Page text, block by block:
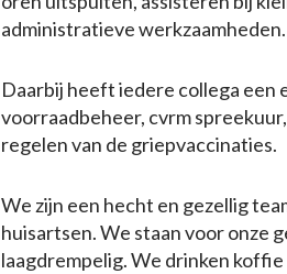
administratieve werkzaamheden.
Daarbij heeft iedere collega een
voorraadbeheer, cvrm
regelen van de griepvaccinaties.
We zijn een hecht en gezellig
huisartsen. We staan voor onze
laagdrempelig. We drinken